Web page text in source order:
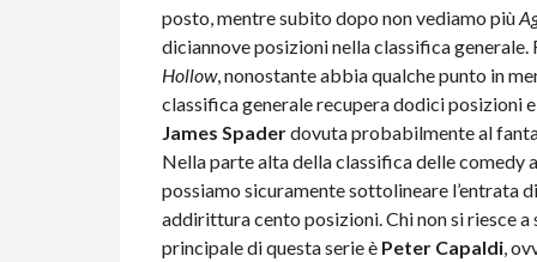
posto, mentre subito dopo non vediamo più
diciannove posizioni nella classifica
Hollow, nonostante abbia qualche punto in
classifica generale recupera dodici posizioni
James Spaderdovuta probabilmente al
Nella parte alta della classifica delle comedy
possiamo sicuramente sottolineare l’entrata
addirittura cento posizioni. Chi non si riesce
principale di questa serie è Peter Capaldi,